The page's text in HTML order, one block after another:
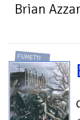
Brian
FUMETTI